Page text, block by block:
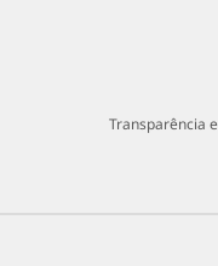
Transparência